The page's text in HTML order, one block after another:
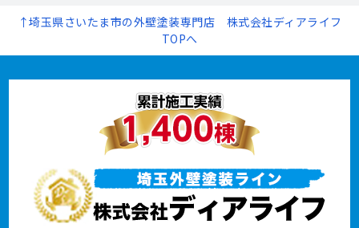
↑埼玉県さいたま市の外壁塗装専門店 株式会社ディアライフ
TOPへ